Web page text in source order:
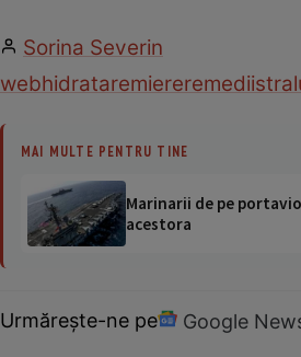
Sorina Severin
webhidrataremiereremedii
MAI MULTE PENTRU TINE
Marinarii de pe
acestora
Urmărește-ne pe Google